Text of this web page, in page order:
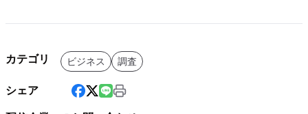
カテゴリ ビジネス 調査
シェア